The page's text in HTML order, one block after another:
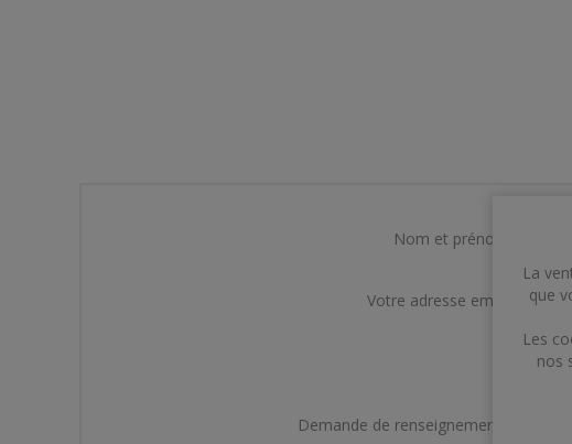
Nom et prénom
Votre adresse email
Demande de renseignements
La
que
Les
nos